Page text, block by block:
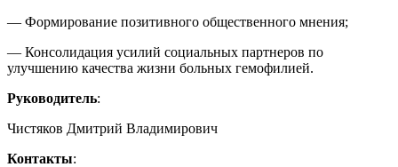
— Формирование позитивного общественного мнения;
— Консолидация усилий социальных партнеров по
улучшению качества жизни больных гемофилией.
Руководитель:
Чистяков Дмитрий Владимирович
Контакты: